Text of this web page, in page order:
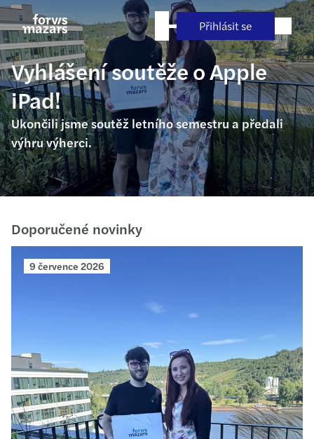
Přejít
na
obsah
Přihlásit se
Vyhlášení soutěže o Apple
iPad!
Ukončili jsme soutěž letního semestru a předali
výhru výherci.
Doporučené novinky
9 července 2026